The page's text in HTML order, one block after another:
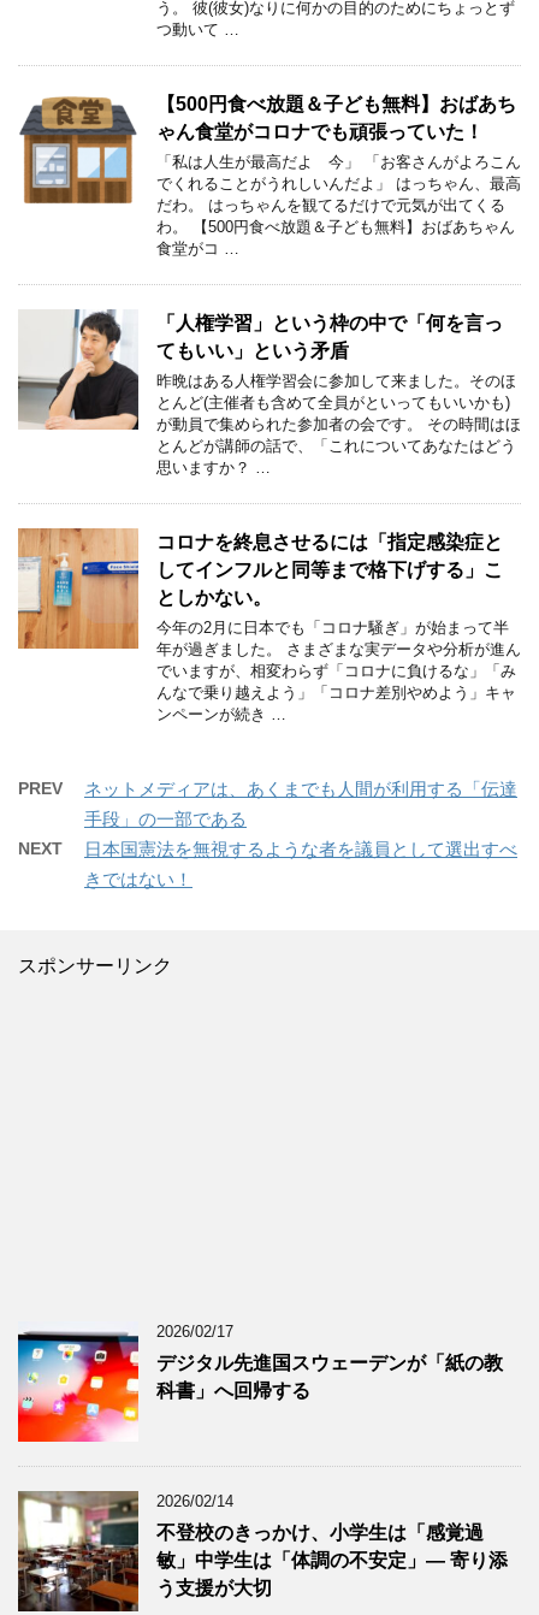
う。 彼(彼女)なりに何かの目的のためにちょっとず
つ動いて …
【500円食べ放題＆子ども無料】おばあち
ゃん食堂がコロナでも頑張っていた！
「私は人生が最高だよ 今」 「お客さんがよろこん
でくれることがうれしいんだよ」 はっちゃん、最高
だわ。 はっちゃんを観てるだけで元気が出てくる
わ。 【500円食べ放題＆子ども無料】おばあちゃん
食堂がコ …
「人権学習」という枠の中で「何を言っ
てもいい」という矛盾
昨晩はある人権学習会に参加して来ました。そのほ
とんど(主催者も含めて全員がといってもいいかも)
が動員で集められた参加者の会です。 その時間はほ
とんどが講師の話で、「これについてあなたはどう
思いますか？ …
コロナを終息させるには「指定感染症と
してインフルと同等まで格下げする」こ
としかない。
今年の2月に日本でも「コロナ騒ぎ」が始まって半
年が過ぎました。 さまざまな実データや分析が進ん
でいますが、相変わらず「コロナに負けるな」「み
んなで乗り越えよう」「コロナ差別やめよう」キャ
ンペーンが続き …
PREV
ネットメディアは、あくまでも人間が利用する「伝達
手段」の一部である
NEXT
日本国憲法を無視するような者を議員として選出すべ
きではない！
スポンサーリンク
2026/02/17
デジタル先進国スウェーデンが「紙の教
科書」へ回帰する
2026/02/14
不登校のきっかけ、小学生は「感覚過
敏」中学生は「体調の不安定」― 寄り添
う支援が大切